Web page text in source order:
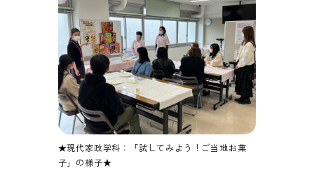
★現代家政学科：「試してみよう！ご当地お菓
子」の様子★